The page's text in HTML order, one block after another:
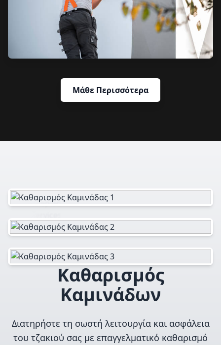
Μάθε Περισσότερα
Καθαρισμός
Καμινάδων
Διατηρήστε τη σωστή λειτουργία και ασφάλεια
του τζακιού σας με επαγγελματικό καθαρισμό